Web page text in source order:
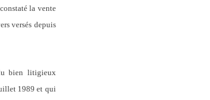
la vente
versés depuis
bien litigieux
1989 et qui